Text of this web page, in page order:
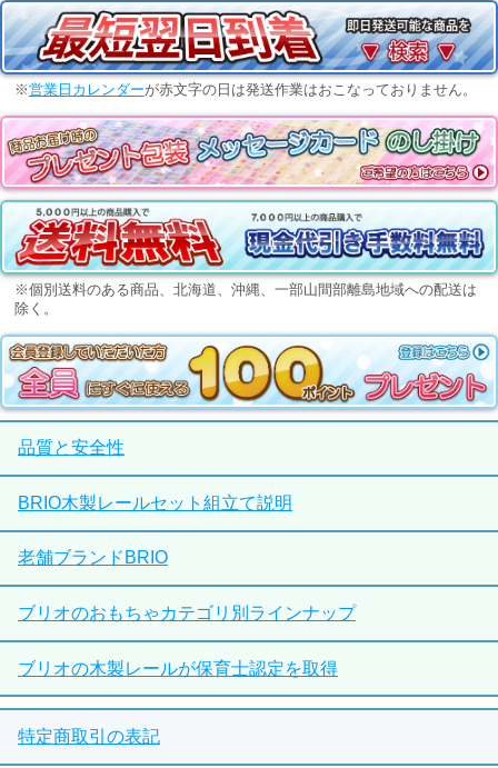
※営業日カレンダーが赤文字の日は発送作業はおこなっておりません。
※個別送料のある商品、北海道、沖縄、一部山間部離島地域への配送は
除く。
品質と安全性
BRIO木製レールセット組立て説明
老舗ブランドBRIO
ブリオのおもちゃカテゴリ別ラインナップ
ブリオの木製レールが保育士認定を取得
特定商取引の表記